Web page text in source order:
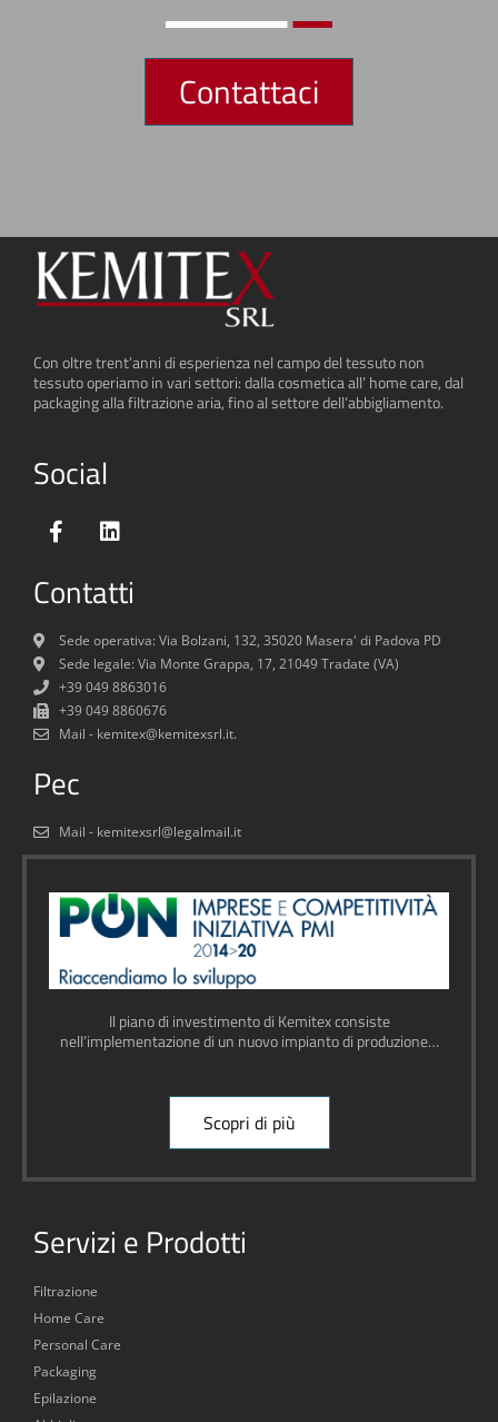
Contattaci
Con oltre trent’anni di esperienza nel campo del tessuto non
tessuto operiamo in vari settori: dalla cosmetica all’ home care, dal
packaging alla filtrazione aria, fino al settore dell’abbigliamento.
Social
Contatti
Sede operativa: Via Bolzani, 132, 35020 Masera' di Padova PD
Sede legale: Via Monte Grappa, 17, 21049 Tradate (VA)
+39 049 8863016
+39 049 8860676
Mail - kemitex@kemitexsrl.it.
Pec
Mail - kemitexsrl@legalmail.it
Il piano di investimento di Kemitex consiste
nell’implementazione di un nuovo impianto di produzione…
Scopri di più
Servizi e Prodotti
Filtrazione
Home Care
Personal Care
Packaging
Epilazione